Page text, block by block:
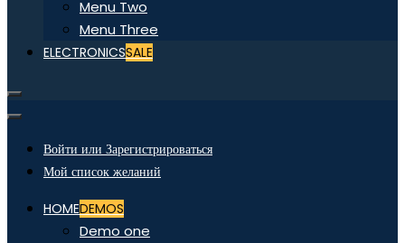
Menu Two
Menu Three
ELECTRONICSSALE
Войти или Зарегистрироваться
Мой список желаний
HOMEDEMOS
Demo one